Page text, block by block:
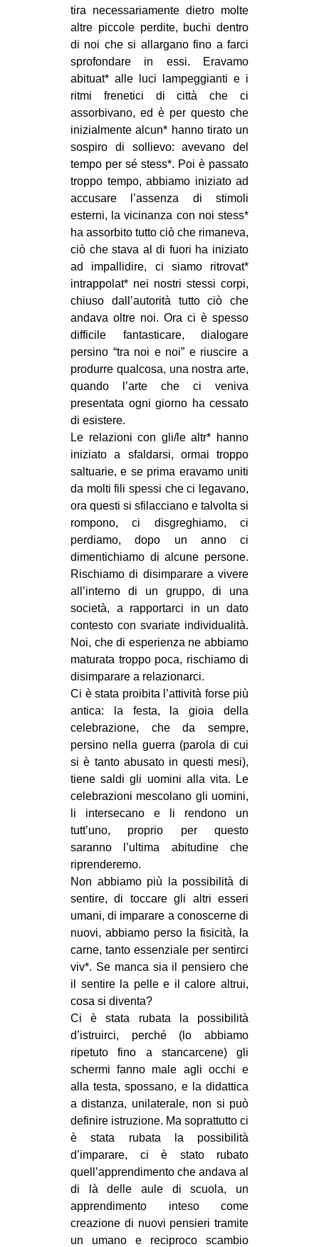
in
Fb
tw
bsky
ms
SEARCH
tira necessariamente dietro molte
altre piccole perdite, buchi dentro
di noi che si allargano fino a farci
sprofondare in essi. Eravamo
abituat* alle luci lampeggianti e i
ritmi frenetici di città che ci
assorbivano, ed è per questo che
inizialmente alcun* hanno tirato un
sospiro di sollievo: avevano del
tempo per sé stess*. Poi è passato
troppo tempo, abbiamo iniziato ad
accusare l’assenza di stimoli
esterni, la vicinanza con noi stess*
ha assorbito tutto ciò che rimaneva,
ciò che stava al di fuori ha iniziato
ad impallidire, ci siamo ritrovat*
intrappolat* nei nostri stessi corpi,
chiuso dall’autorità tutto ciò che
andava oltre noi. Ora ci è spesso
difficile fantasticare, dialogare
persino “tra noi e noi” e riuscire a
produrre qualcosa, una nostra arte,
quando l’arte che ci veniva
presentata ogni giorno ha cessato
di esistere.
Le relazioni con gli/le altr* hanno
iniziato a sfaldarsi, ormai troppo
saltuarie, e se prima eravamo uniti
da molti fili spessi che ci legavano,
ora questi si sfilacciano e talvolta si
rompono, ci disgreghiamo, ci
perdiamo, dopo un anno ci
dimentichiamo di alcune persone.
Rischiamo di disimparare a vivere
all’interno di un gruppo, di una
società, a rapportarci in un dato
contesto con svariate individualità.
Noi, che di esperienza ne abbiamo
maturata troppo poca, rischiamo di
disimparare a relazionarci.
Ci è stata proibita l’attività forse più
antica: la festa, la gioia della
celebrazione, che da sempre,
persino nella guerra (parola di cui
si è tanto abusato in questi mesi),
tiene saldi gli uomini alla vita. Le
celebrazioni mescolano gli uomini,
li intersecano e li rendono un
tutt’uno, proprio per questo
saranno l’ultima abitudine che
riprenderemo.
Non abbiamo più la possibilità di
sentire, di toccare gli altri esseri
umani, di imparare a conoscerne di
nuovi, abbiamo perso la fisicità, la
carne, tanto essenziale per sentirci
viv*. Se manca sia il pensiero che
il sentire la pelle e il calore altrui,
cosa si diventa?
Ci è stata rubata la possibilità
d’istruirci, perché (lo abbiamo
ripetuto fino a stancarcene) gli
schermi fanno male agli occhi e
alla testa, spossano, e la didattica
a distanza, unilaterale, non si può
definire istruzione. Ma soprattutto ci
è stata rubata la possibilità
d’imparare, ci è stato rubato
quell’apprendimento che andava al
di là delle aule di scuola, un
apprendimento inteso come
creazione di nuovi pensieri tramite
un umano e reciproco scambio